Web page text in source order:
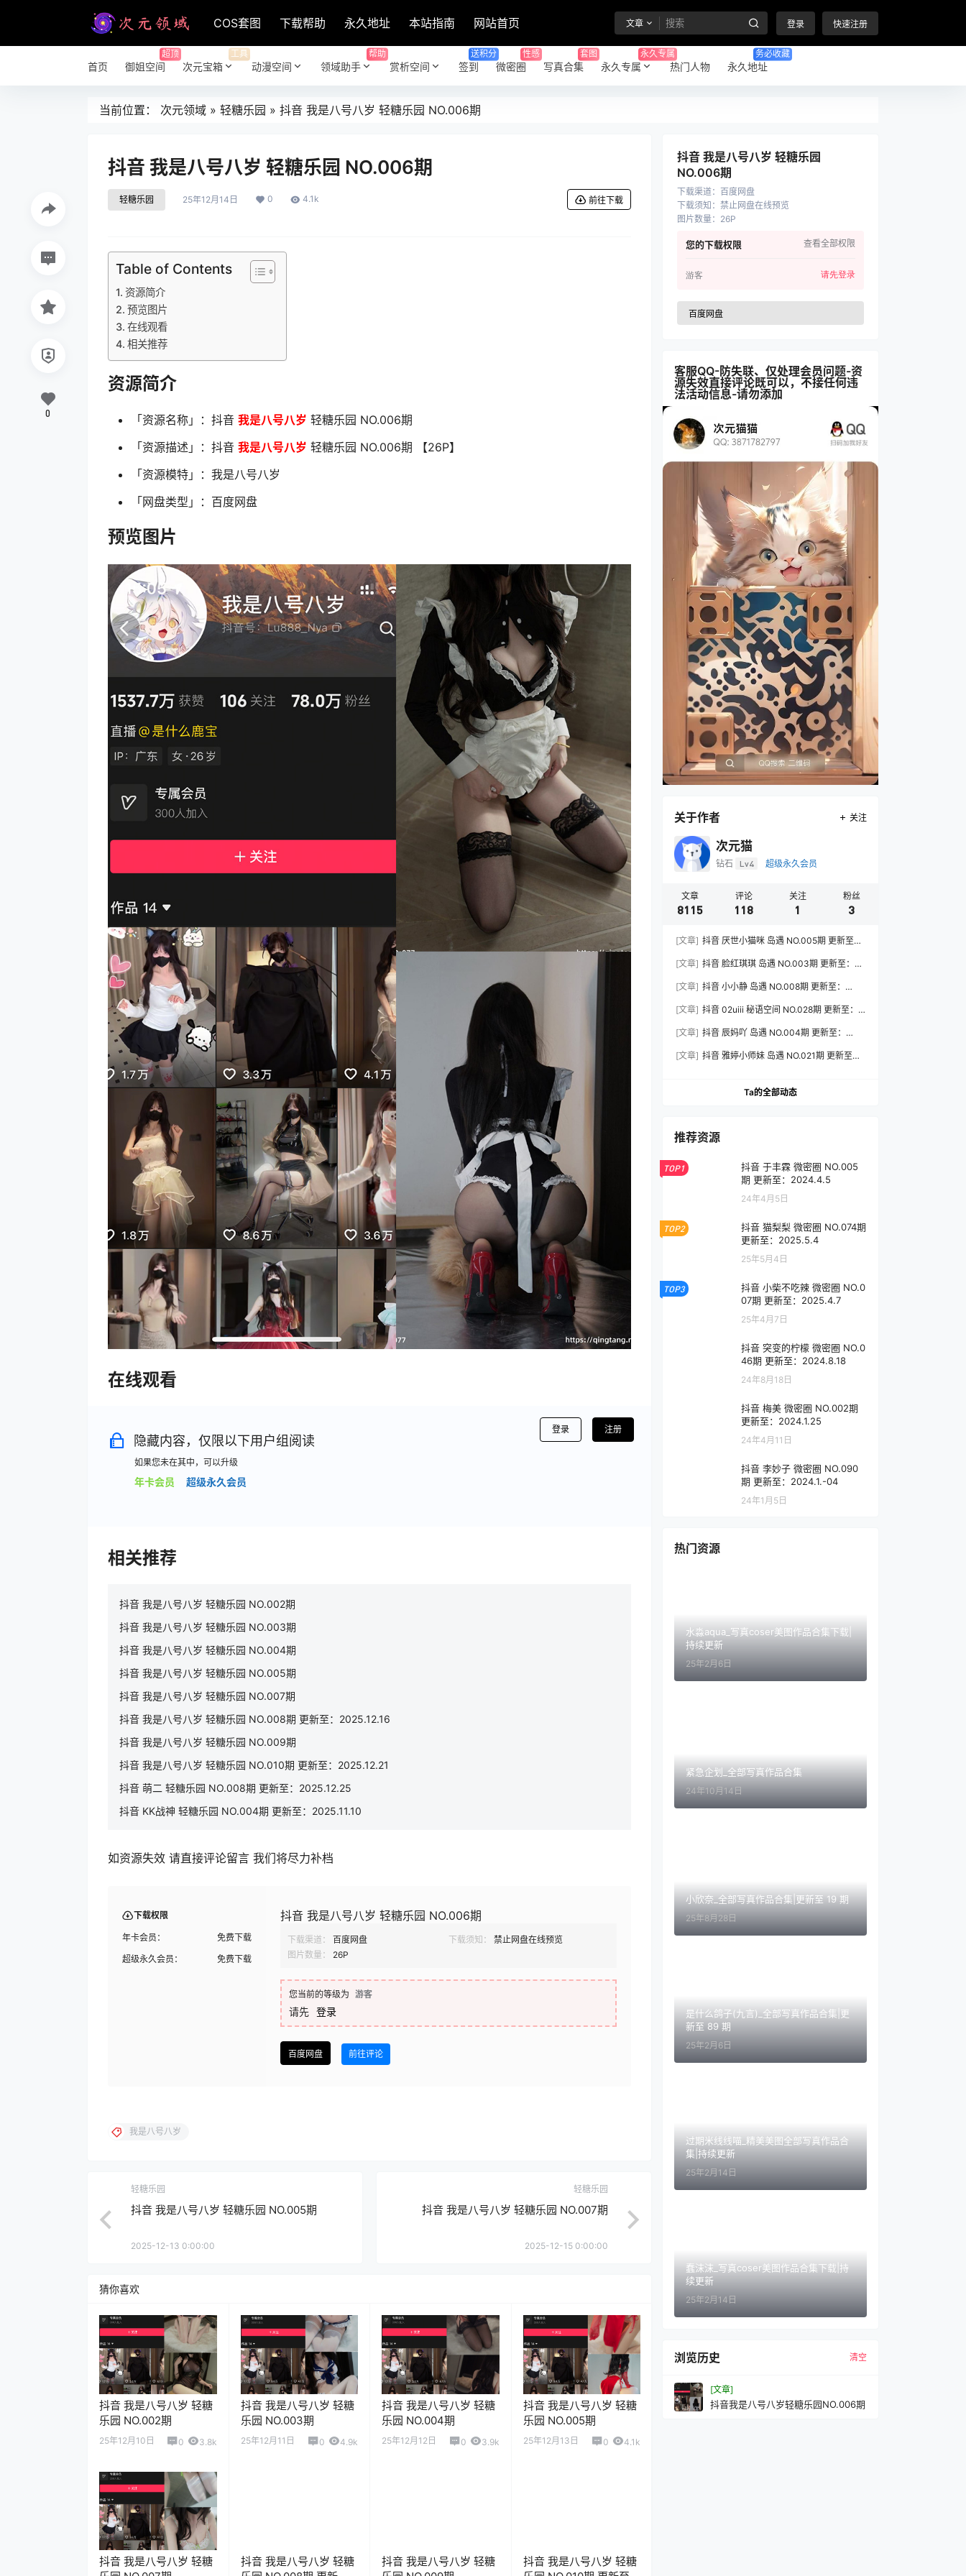
COS套图 下载帮助 永久地址 本站指南 网站首页 文章 登录 快速注册
首页 御姐空间
超顶
次元宝箱
工具
动漫空间 领域助手
帮助
赏析空间 签到
送积分
微密圈
性感
写真合集
套图
永久专属
永久专属
热门人物 永久地址
务必收藏
当前位置： 次元领域 » 轻糖乐园 » 抖音 我是八号八岁 轻糖乐园 NO.006期
抖音 我是八号八岁 轻糖乐园 NO.006期
轻糖乐园 25年12月14日 0 4.1k 前往下载
Table of Contents
资源简介
预览图片
在线观看
相关推荐
资源简介
「资源名称」：抖音 我是八号八岁 轻糖乐园 NO.006期
「资源描述」：抖音 我是八号八岁 轻糖乐园 NO.006期 【26P】
「资源模特」：我是八号八岁
「网盘类型」：百度网盘
预览图片
在线观看
隐藏内容，仅限以下用户组阅读
如果您未在其中，可以升级
年卡会员 超级永久会员
登录 注册
相关推荐
抖音 我是八号八岁 轻糖乐园 NO.002期
抖音 我是八号八岁 轻糖乐园 NO.003期
抖音 我是八号八岁 轻糖乐园 NO.004期
抖音 我是八号八岁 轻糖乐园 NO.005期
抖音 我是八号八岁 轻糖乐园 NO.007期
抖音 我是八号八岁 轻糖乐园 NO.008期 更新至：2025.12.16
抖音 我是八号八岁 轻糖乐园 NO.009期
抖音 我是八号八岁 轻糖乐园 NO.010期 更新至：2025.12.21
抖音 萌二 轻糖乐园 NO.008期 更新至：2025.12.25
抖音 KK战神 轻糖乐园 NO.004期 更新至：2025.11.10
如资源失效 请直接评论留言 我们将尽力补档
下载权限
年卡会员：
免费下载
超级永久会员：
免费下载
抖音 我是八号八岁 轻糖乐园 NO.006期
下载渠道： 百度网盘 下载须知：
禁止网盘在线预览
图片数量：
26P
您当前的等级为 游客
请先 登录
百度网盘 前往评论
0
我是八号八岁
轻糖乐园
抖音 我是八号八岁 轻糖乐园 NO.005期
2025-12-13 0:00:00
轻糖乐园
抖音 我是八号八岁 轻糖乐园 NO.007期
2025-12-15 0:00:00
猜你喜欢
抖音 我是八号八岁 轻糖
乐园 NO.002期
25年12月10日 0 3.8k
抖音 我是八号八岁 轻糖
乐园 NO.003期
25年12月11日 0 4.9k
抖音 我是八号八岁 轻糖
乐园 NO.004期
25年12月12日 0 3.9k
抖音 我是八号八岁 轻糖
乐园 NO.005期
25年12月13日 0 4.1k
抖音 我是八号八岁 轻糖
抖音 我是八号八岁 轻糖
抖音 我是八号八岁 轻糖
抖音 我是八号八岁 轻糖
抖音 我是八号八岁 轻糖乐园
NO.006期
下载渠道： 百度网盘
下载须知 ： 禁止网盘在线预览
图片数量： 26P
您的下载权限 查看全部权限
游客 请先登录
百度网盘
客服QQ-防失联、仅处理会员问题-资
源失效直接评论既可以，不接任何违
法活动信息-请勿添加
关于作者 关注
次元猫
钻石 Lv4 超级永久会员
文章
8115
评论
118
关注
1
粉丝
3
[文章] 抖音 厌世小猫咪 岛遇 NO.005期 更新至：
[文章] 抖音 脸红琪琪 岛遇 NO.003期 更新至：
[文章] 抖音 小小静 岛遇 NO.008期 更新至：
[文章] 抖音 02uiii 秘语空间 NO.028期 更新至：
[文章] 抖音 辰妈吖 岛遇 NO.004期 更新至：
[文章] 抖音 雅婷小师妹 岛遇 NO.021期 更新至：
Ta的全部动态
推荐资源
TOP1
抖音 于丰霖 微密圈 NO.005
期 更新至：2024.4.5
24年4月5日
TOP2
抖音 猫梨梨 微密圈 NO.074期
更新至：2025.5.4
25年5月4日
TOP3
抖音 小柴不吃辣 微密圈 NO.0
07期 更新至：2025.4.7
25年4月7日
抖音 突变的柠檬 微密圈 NO.0
46期 更新至：2024.8.18
24年8月18日
抖音 梅美 微密圈 NO.002期
更新至：2024.1.25
24年4月11日
抖音 李妙子 微密圈 NO.090
期 更新至：2024.1.-04
24年1月5日
热门资源
水淼aqua_写真coser美图作品合集下载|
持续更新
25年2月6日
紧急企划_全部写真作品合集
24年10月14日
小欣奈_全部写真作品合集|更新至 19 期
25年8月28日
是什么鸽子(九言)_全部写真作品合集|更
新至 89 期
25年2月6日
过期米线线喵_精美美图全部写真作品合
集|持续更新
25年2月14日
蠢沫沫_写真coser美图作品合集下载|持
续更新
25年2月14日
浏览历史 清空
[文章]
抖音我是八号八岁轻糖乐园NO.006期